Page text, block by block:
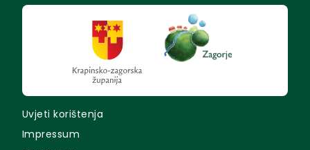
Uvjeti korištenja
Impressum